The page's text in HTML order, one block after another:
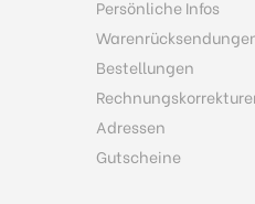
Persönliche Infos
Bestellungen
Adressen
Gutscheine